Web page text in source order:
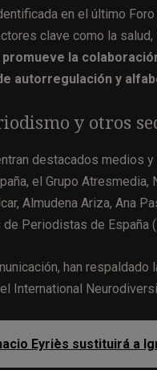
en el último
clave como la
la
autorregulación y
y otros
destacados medios
el Grupo Atresmedia,
Almudena Ariza, Ana
Periodistas de
han respaldado
International
Eyriès sustituirá a